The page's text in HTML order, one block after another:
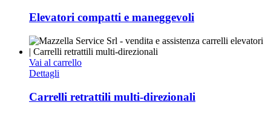
Elevatori compatti e maneggevoli
Vai al carrello
Dettagli
Carrelli retrattili multi-direzionali